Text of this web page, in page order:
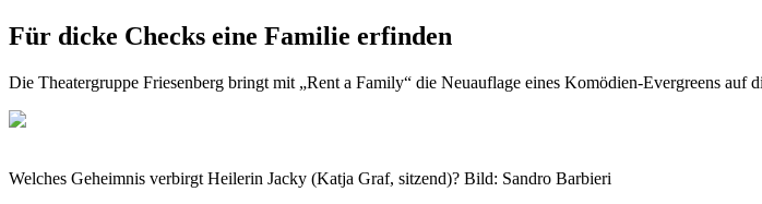
Für dicke Checks eine Familie erfinden
Die Theatergruppe Friesenberg bringt mit „Rent a Family“ die Neuauflage eines Komödien-Evergreens auf
Welches Geheimnis verbirgt Heilerin Jacky (Katja Graf, sitzend)? Bild: Sandro Barbieri